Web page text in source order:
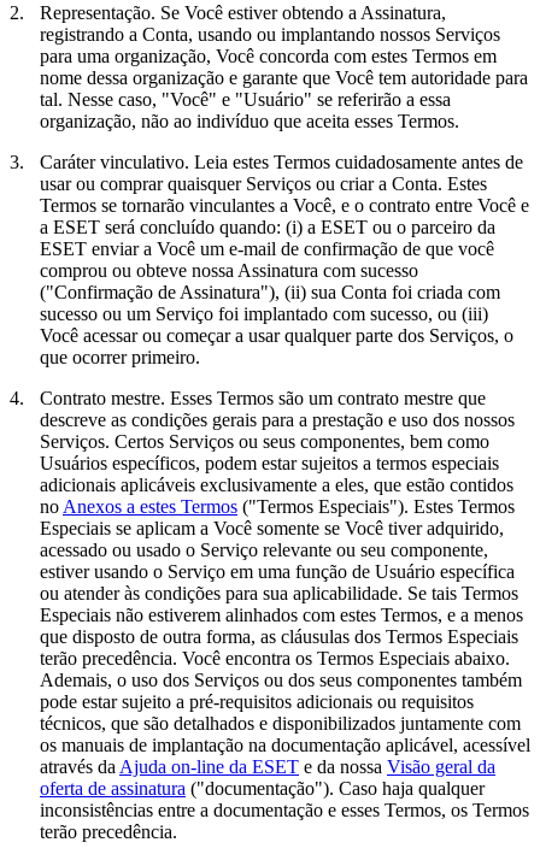
2.
Representação. Se Você estiver obtendo a Assinatura,
registrando a Conta, usando ou implantando nossos Serviços
para uma organização, Você concorda com estes Termos em
nome dessa organização e garante que Você tem autoridade para
tal. Nesse caso, "Você" e "Usuário" se referirão a essa
organização, não ao indivíduo que aceita esses Termos.
3.
Caráter vinculativo. Leia estes Termos cuidadosamente antes de
usar ou comprar quaisquer Serviços ou criar a Conta. Estes
Termos se tornarão vinculantes a Você, e o contrato entre Você e
a ESET será concluído quando: (i) a ESET ou o parceiro da
ESET enviar a Você um e-mail de confirmação de que você
comprou ou obteve nossa Assinatura com sucesso
("Confirmação de Assinatura"), (ii) sua Conta foi criada com
sucesso ou um Serviço foi implantado com sucesso, ou (iii)
Você acessar ou começar a usar qualquer parte dos Serviços, o
que ocorrer primeiro.
4.
Contrato mestre. Esses Termos são um contrato mestre que
descreve as condições gerais para a prestação e uso dos nossos
Serviços. Certos Serviços ou seus componentes, bem como
Usuários específicos, podem estar sujeitos a termos especiais
adicionais aplicáveis exclusivamente a eles, que estão contidos
no Anexos a estes Termos ("Termos Especiais"). Estes Termos
Especiais se aplicam a Você somente se Você tiver adquirido,
acessado ou usado o Serviço relevante ou seu componente,
estiver usando o Serviço em uma função de Usuário específica
ou atender às condições para sua aplicabilidade. Se tais Termos
Especiais não estiverem alinhados com estes Termos, e a menos
que disposto de outra forma, as cláusulas dos Termos Especiais
terão precedência. Você encontra os Termos Especiais abaixo.
Ademais, o uso dos Serviços ou dos seus componentes também
pode estar sujeito a pré-requisitos adicionais ou requisitos
técnicos, que são detalhados e disponibilizados juntamente com
os manuais de implantação na documentação aplicável, acessível
através da Ajuda on-line da ESET e da nossa Visão geral da
oferta de assinatura ("documentação"). Caso haja qualquer
inconsistências entre a documentação e esses Termos, os Termos
terão precedência.